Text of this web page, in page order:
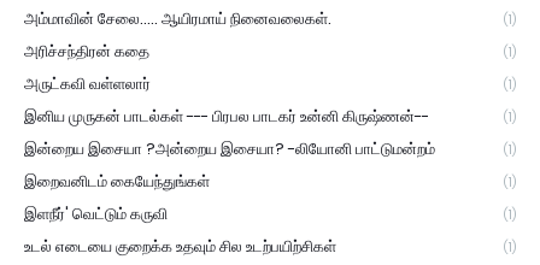
அம்மாவின் சேலை..... ஆயிரமாய் நினைவலைகள். (1)
அரிச்சந்திரன் கதை (1)
அருட்கவி வள்ளலார் (1)
இனிய முருகன் பாடல்கள் --- பிரபல பாடகர் உன்னி கிருஷ்ணன்-- (1)
இன்றைய இசையா ?அன்றைய இசையா? -லியோனி பாட்டுமன்றம் (1)
இறைவனிடம் கையேந்துங்கள் (1)
இளநீர்' வெட்டும் கருவி (1)
உடல் எடையை குறைக்க உதவும் சில உடற்பயிற்சிகள் (1)